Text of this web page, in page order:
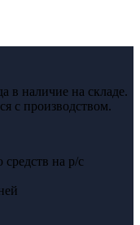
в наличие на складе.
с производством.
на р/с